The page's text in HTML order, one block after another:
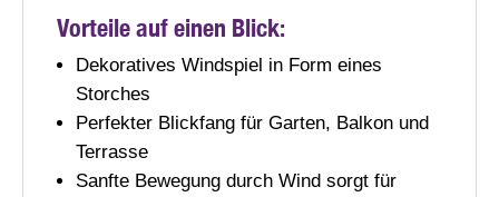
Vorteile auf einen Blick:
Dekoratives Windspiel in Form eines
Storches
Perfekter Blickfang für Garten, Balkon und
Terrasse
Sanfte Bewegung durch Wind sorgt für